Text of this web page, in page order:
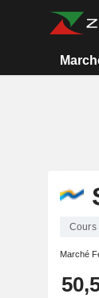
Cours
Marché